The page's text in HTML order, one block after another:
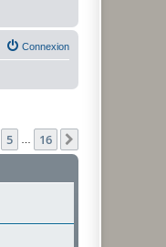
Connexion
5 16